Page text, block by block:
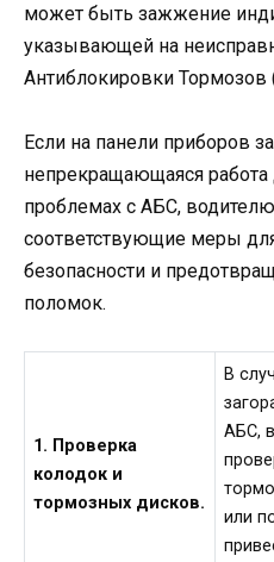
может быть зажжение
указывающей на
Антиблокировки Тормозов
Если на панели приборов
непрекращающаяся
проблемах с АБС,
соответствующие меры
безопасности и
поломок.
1. Проверка
колодок и
тормозных дисков.
В
АБС,
или